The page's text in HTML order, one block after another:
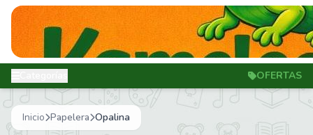
OFERTAS
Inicio Papelera Opalina